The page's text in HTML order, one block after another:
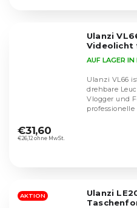
Ulanzi
Videolicht
durchschnittliche
Produktbewertung
Sternen.
AUF LAGER IN
€26,12 ohne MwSt.
€31,60
Ulanzi VL66
drehbare
Vlogger und
AKTION
Ulanzi